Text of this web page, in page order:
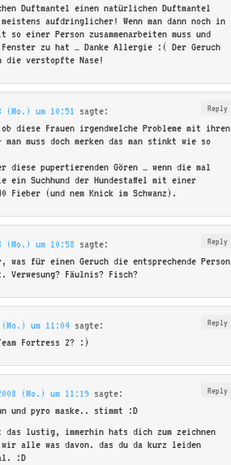
Duftmantel einen natürlichen Duftmantel
aufdringlicher! Wenn man dann noch in
so einer Person zusammenarbeiten muss und
Fenster zu hat … Danke Allergie :( Der Geruch
verstopfte Nase!
(Mo.) um 10:51 sagte: Reply
diese Frauen irgendwelche Probleme mit ihren
man muss doch merken das man stinkt wie so
diese pupertierenden Gören … wenn die mal
ein Suchhund der Hundestaffel mit einer
Fieber (und nem Knick im Schwanz).
(Mo.) um 10:58 sagte: Reply
was für einen Geruch die entsprechende Person
Verwesung? Fäulnis? Fisch?
um 11:04 sagte: Reply
Fortress 2? :)
(Mo.) um 11:19 sagte: Reply
und pyro maske.. stimmt :D
lustig, immerhin hats dich zum zeichnen
alle was davon. das du da kurz leiden
:D